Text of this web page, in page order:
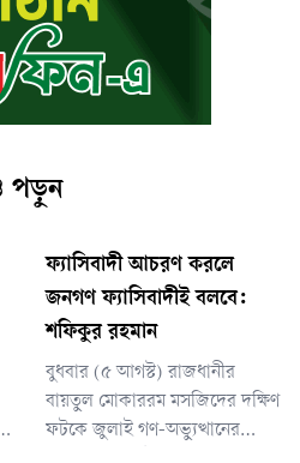
পড়ুন
ফ্যাসিবাদী আচরণ করলে
জনগণ ফ্যাসিবাদীই বলবে:
শফিকুর রহমান
বুধবার (৫ আগস্ট) রাজধানীর
বায়তুল মোকাররম মসজিদের দক্ষিণ
ফটকে জুলাই গণ-অভ্যুত্থানের